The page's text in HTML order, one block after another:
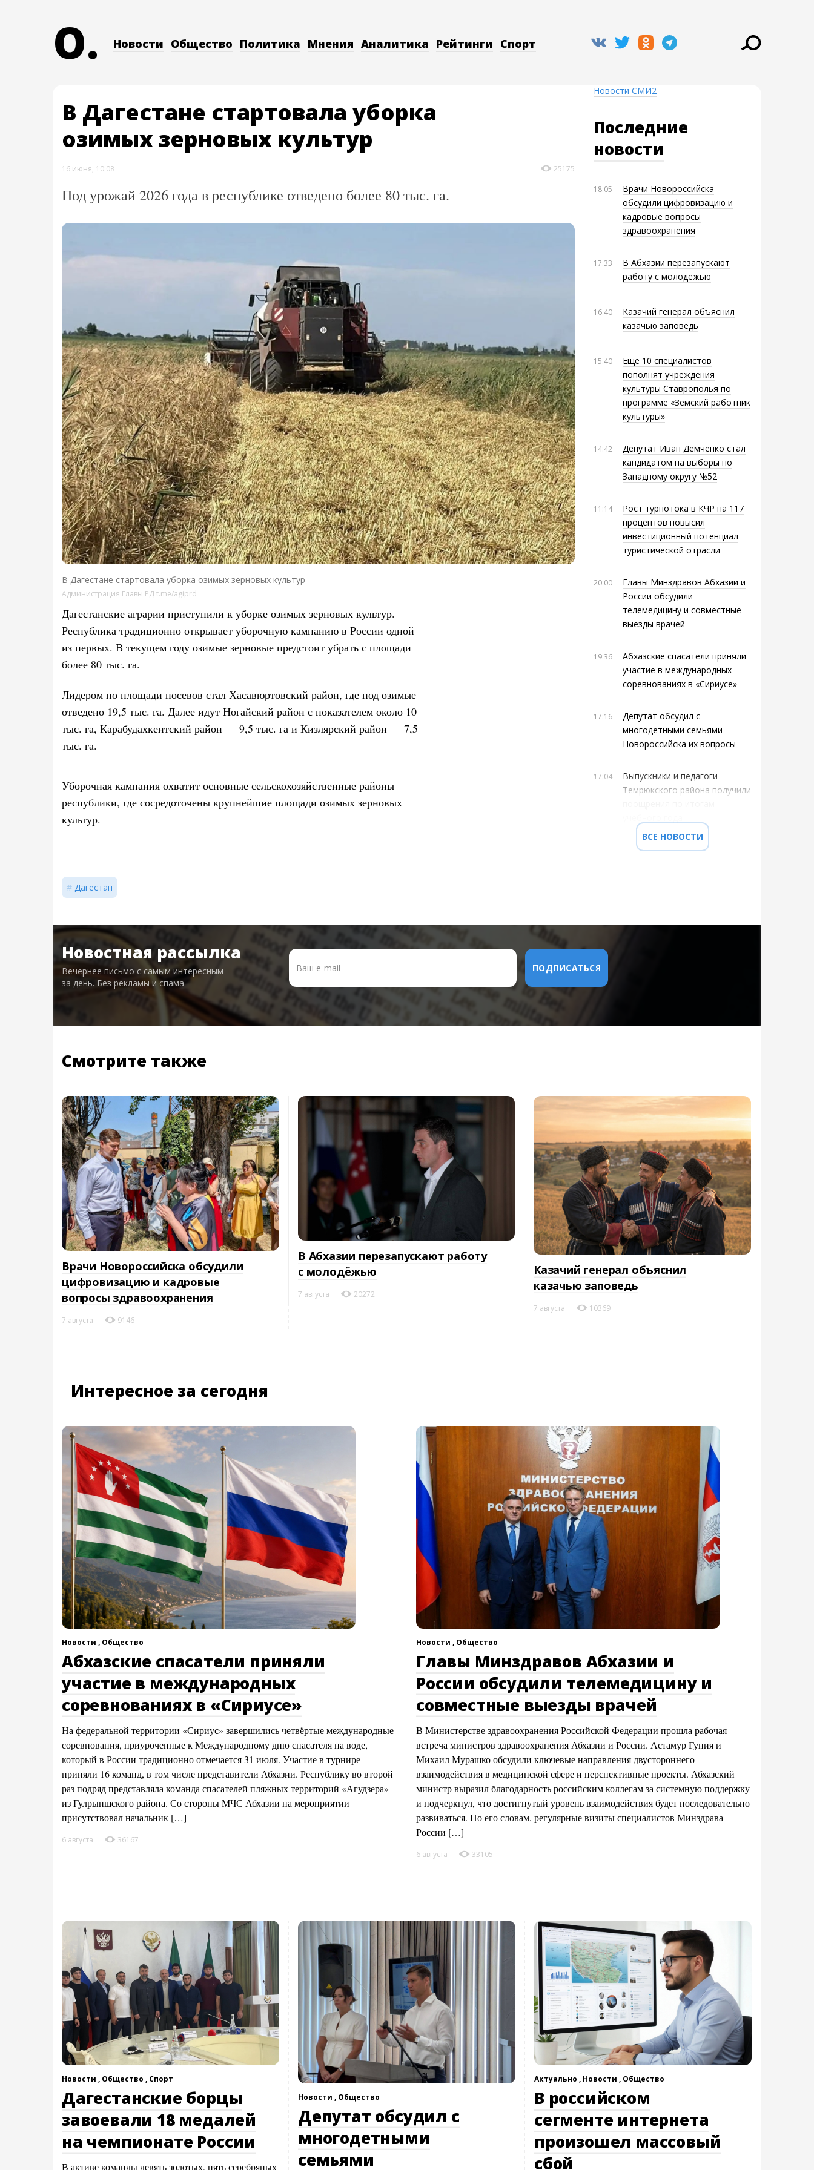
O. Новости Общество Политика Мнения Аналитика Рейтинги Спорт
В Дагестане стартовала уборка
озимых зерновых культур
16 июня, 10:08 25175
Под урожай 2026 года в республике отведено более 80 тыс. га.
В Дагестане стартовала уборка озимых зерновых культур
Администрация Главы РД t.me/agiprd
Дагестанские аграрии приступили к уборке озимых зерновых культур.
Республика традиционно открывает уборочную кампанию в России одной
из первых. В текущем году озимые зерновые предстоит убрать с площади
более 80 тыс. га.
Лидером по площади посевов стал Хасавюртовский район, где под озимые
отведено 19,5 тыс. га. Далее идут Ногайский район с показателем около 10
тыс. га, Карабудахкентский район — 9,5 тыс. га и Кизлярский район — 7,5
тыс. га.
Уборочная кампания охватит основные сельскохозяйственные районы
республики, где сосредоточены крупнейшие площади озимых зерновых
культур.
Дагестан
Новости СМИ2
Последние
новости
18:05
Врачи Новороссийска
обсудили цифровизацию и
кадровые вопросы
здравоохранения
17:33
В Абхазии перезапускают
работу с молодёжью
16:40
Казачий генерал объяснил
казачью заповедь
15:40
Еще 10 специалистов
пополнят учреждения
культуры Ставрополья по
программе «Земский работник
культуры»
14:42
Депутат Иван Демченко стал
кандидатом на выборы по
Западному округу №52
11:14
Рост турпотока в КЧР на 117
процентов повысил
инвестиционный потенциал
туристической отрасли
20:00
Главы Минздравов Абхазии и
России обсудили
телемедицину и совместные
выезды врачей
19:36
Абхазские спасатели приняли
участие в международных
соревнованиях в «Сириусе»
17:16
Депутат обсудил с
многодетными семьями
Новороссийска их вопросы
17:04
Выпускники и педагоги
Темрюкского района получили
ВСЕ НОВОСТИ
Новостная рассылка
Вечернее письмо с самым интересным
за день. Без рекламы и спама
Смотрите также
Врачи Новороссийска обсудили
цифровизацию и кадровые
вопросы здравоохранения
7 августа 9146
В Абхазии перезапускают работу
с молодёжью
7 августа 20272
Казачий генерал объяснил
казачью заповедь
7 августа 10369
Интересное за сегодня
Новости , Общество
Абхазские спасатели приняли
участие в международных
соревнованиях в «Сириусе»
На федеральной территории «Сириус» завершились четвёртые международные
соревнования, приуроченные к Международному дню спасателя на воде,
который в России традиционно отмечается 31 июля. Участие в турнире
приняли 16 команд, в том числе представители Абхазии. Республику во второй
раз подряд представляла команда спасателей пляжных территорий «Агудзера»
из Гулрыпшского района. Со стороны МЧС Абхазии на мероприятии
присутствовал начальник […]
6 августа 36167
Новости , Общество
Главы Минздравов Абхазии и
России обсудили телемедицину и
совместные выезды врачей
В Министерстве здравоохранения Российской Федерации прошла рабочая
встреча министров здравоохранения Абхазии и России. Астамур Гуния и
Михаил Мурашко обсудили ключевые направления двустороннего
взаимодействия в медицинской сфере и перспективные проекты. Абхазский
министр выразил благодарность российским коллегам за системную поддержку
и подчеркнул, что достигнутый уровень взаимодействия будет последовательно
развиваться. По его словам, регулярные визиты специалистов Минздрава
России […]
6 августа 33105
Новости , Общество , Спорт
Дагестанские борцы
завоевали 18 медалей
на чемпионате России
В активе команды девять золотых, пять серебряных
Новости , Общество
Депутат обсудил с
многодетными
семьями
Актуально , Новости , Общество
В российском
сегменте интернета
произошел массовый
сбой